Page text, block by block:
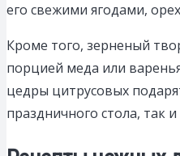
его свежими ягодами,
Кроме того, зерненый
порцией меда или
цедры цитрусовых
праздничного стола, так